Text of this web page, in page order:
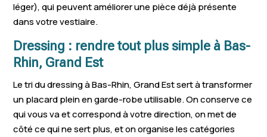
Achenheim
Berstett
Kaltenhouse
Boersch
Lauterbourg
Griesheim-près-
Molsheim
Ebersheim Schirrhein
Roeschwoog Mommenheim
Epfig
léger), qui peuvent améliorer une pièce déjà présente
dans votre vestiaire.
Dressing : rendre tout plus simple à Bas-
Rhin, Grand Est
Le tri du dressing à Bas-Rhin, Grand Est sert à transformer
un placard plein en garde-robe utilisable. On conserve ce
qui vous va et correspond à votre direction, on met de
côté ce qui ne sert plus, et on organise les catégories